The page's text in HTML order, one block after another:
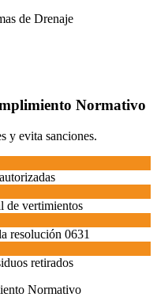
Normativo
y evita sanciones.
de vertimientos
resolución 0631
retirados